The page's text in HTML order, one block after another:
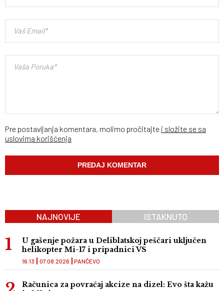
Pre postavljanja komentara, molimo pročitajte i složite se sa
uslovima korišćenja
NAJNOVIJE ISTAKNUTO
U gašenje požara u Deliblatskoj peščari uključen
helikopter Mi-17 i pripadnici VS
PANČEVO
16:13 07.08.2026
Računica za povraćaj akcize na dizel: Evo šta kažu